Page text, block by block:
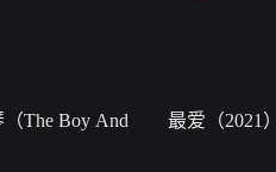
The Boy And
最爱（2021）